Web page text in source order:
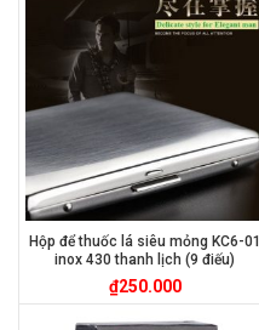
Hộp để thuốc lá siêu mỏng KC6-01
inox 430 thanh lịch (9 điếu)
₫250.000